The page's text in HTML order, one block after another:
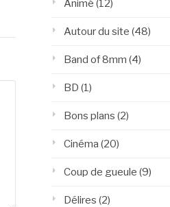
Animé (12)
Autour du site (48)
Band of 8mm (4)
BD (1)
Bons plans (2)
Cinéma (20)
Coup de gueule (9)
Délires (2)